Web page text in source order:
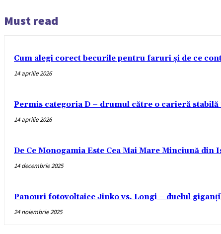
Must read
Cum alegi corect becurile pentru faruri și de ce
14 aprilie 2026
Permis categoria D – drumul către o carieră
14 aprilie 2026
De Ce Monogamia Este Cea Mai Mare Minciună din
14 decembrie 2025
Panouri fotovoltaice Jinko vs. Longi – duelul
24 noiembrie 2025